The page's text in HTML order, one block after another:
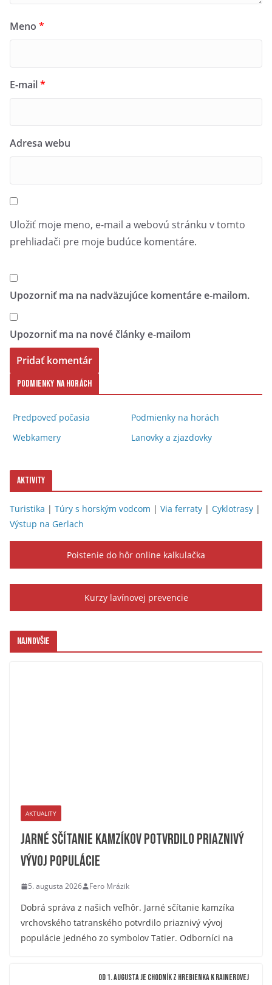
Meno *
E-mail*
Adresa webu
Uložiť moje meno, e-mail a webovú stránku v tomto
prehliadači pre moje budúce komentáre.
Upozorniť ma na nadväzujúce komentáre e-mailom.
Upozorniť ma na nové články e-mailom
Podmienky na horách
Predpoveď počasia
Webkamery
Podmienky na horách
Lanovky a zjazdovky
Aktivity
Turistika | Túry s horským vodcom | Via ferraty | Cyklotrasy |
Výstup na Gerlach
Poistenie do hôr online kalkulačka
Kurzy lavínovej prevencie
Najnovšie
AKTUALITY
Jarné sčítanie kamzíkov potvrdilo priaznivý
vývoj populácie
5. augusta 2026 Fero Mrázik
Dobrá správa z našich veľhôr. Jarné sčítanie kamzíka
vrchovského tatranského potvrdilo priaznivý vývoj
populácie jedného zo symbolov Tatier. Odborníci na
OD 1. AUGUSTA JE CHODNÍK Z HREBIENKA K RAINEROVEJ